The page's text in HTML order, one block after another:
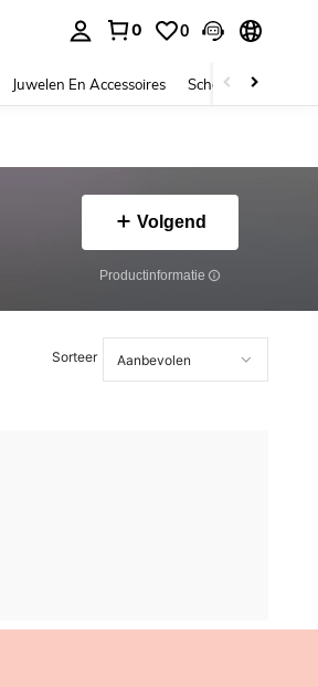
0 0
Juwelen En Accessoires Schoonheid &
Volgend
Productinformatie
Sorteer